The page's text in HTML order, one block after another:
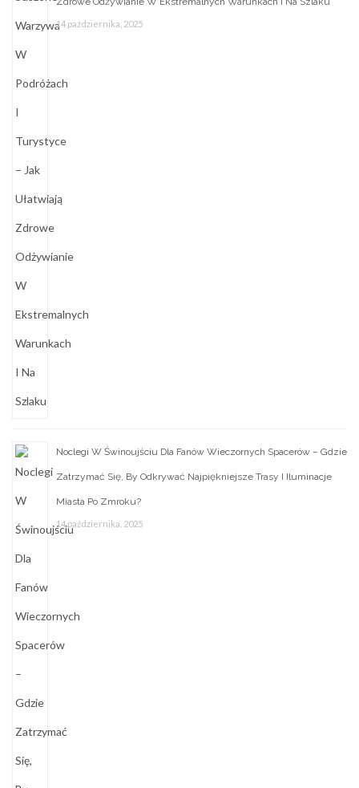
14 października, 2025
Noclegi W Świnoujściu Dla Fanów Wieczornych Spacerów – Gdzie
Zatrzymać Się, By Odkrywać Najpiękniejsze Trasy I Iluminacje
Miasta Po Zmroku?
14 października, 2025